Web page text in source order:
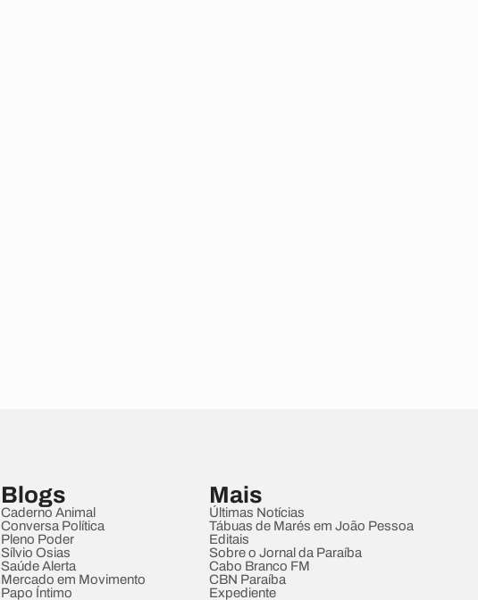
Blogs
Caderno Animal
Conversa Política
Pleno Poder
Sílvio Osias
Saúde Alerta
Mercado em Movimento
Papo Íntimo
Mais
Últimas Notícias
Tábuas de Marés em João Pessoa
Editais
Sobre o Jornal da Paraíba
Cabo Branco FM
CBN Paraíba
Expediente